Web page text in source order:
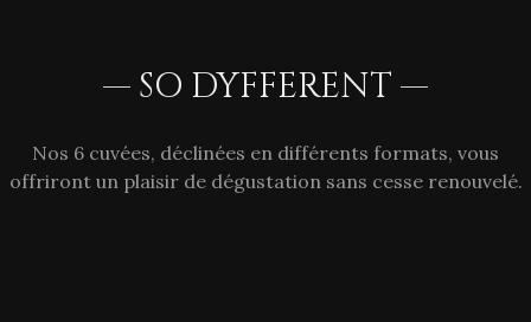
— SO DYFFERENT —
Nos 6 cuvées, déclinées en différents formats, vous
offriront un plaisir de dégustation sans cesse renouvelé.